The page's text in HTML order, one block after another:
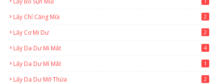
Lấy Chỉ Căng Mũi 2
Lấy Cơ Mi Dư 2
Lấy Da Dư Mi Mắt 4
Lấy Da Dư Mí Mắt 1
Lấy Da Dư Mỡ Thừa 2